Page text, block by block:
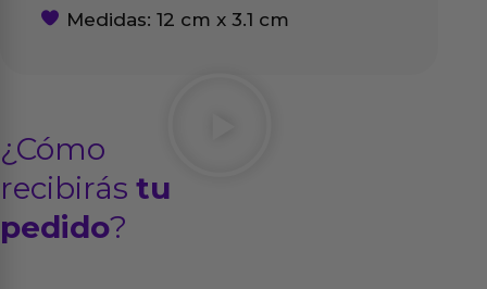
Medidas: 12 cm x 3.1 cm
¿Cómo
recibirás tu
pedido?